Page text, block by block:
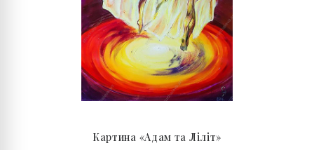
Картина «Адам та Ліліт»